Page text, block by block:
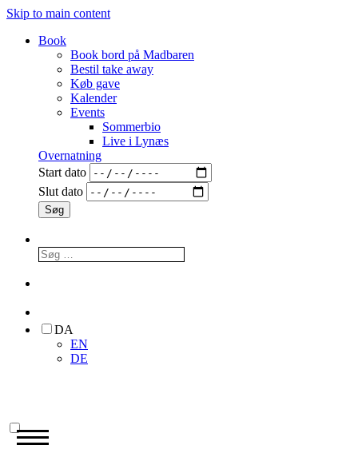
Skip to main content
Book
Book bord på Madbaren
Bestil take away
Køb gave
Kalender
Events
Sommerbio
Live i Lynæs
Overnatning
Start dato
Slut dato
DA
EN
DE